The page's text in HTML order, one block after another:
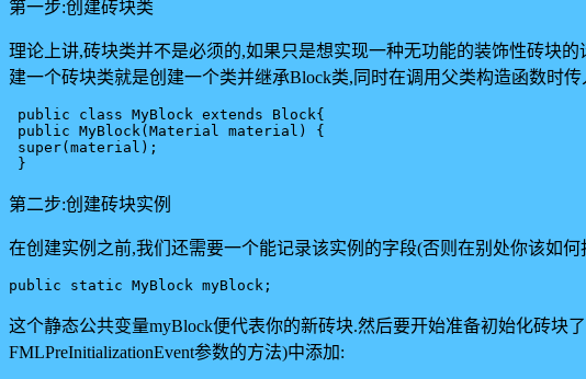
第一步:创建砖块类
理论上讲,砖块类并不是必须的,如果只是想实现一种无功能的装饰性砖块
建一个砖块类就是创建一个类并继承Block类,同时在调用父类构造函数时
public class MyBlock extends Block{
public MyBlock(Material material) {
super(material);
第二步:创建砖块实例
在创建实例之前,我们还需要一个能记录该实例的字段(否则在别处你该如
public static MyBlock myBlock;
这个静态公共变量myBlock便代表你的新砖块.然后要开始准备初始化砖块
FMLPreInitializationEvent参数的方法)中添加: